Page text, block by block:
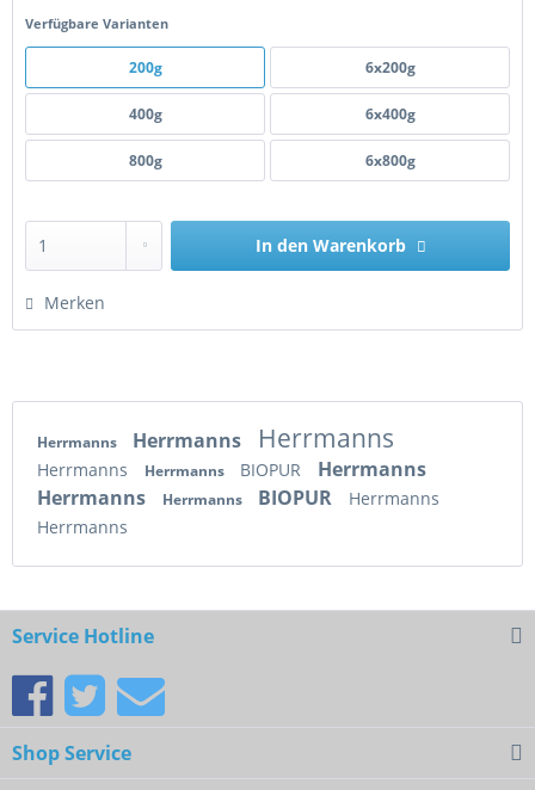
Verfügbare Varianten
200g 6x200g
400g 6x400g
800g 6x800g
In den Warenkorb
Merken
Herrmanns Herrmanns Herrmanns
Herrmanns Herrmanns BIOPUR
Herrmanns
Herrmanns
Herrmanns BIOPUR
Herrmanns
Herrmanns
Service Hotline
Shop Service